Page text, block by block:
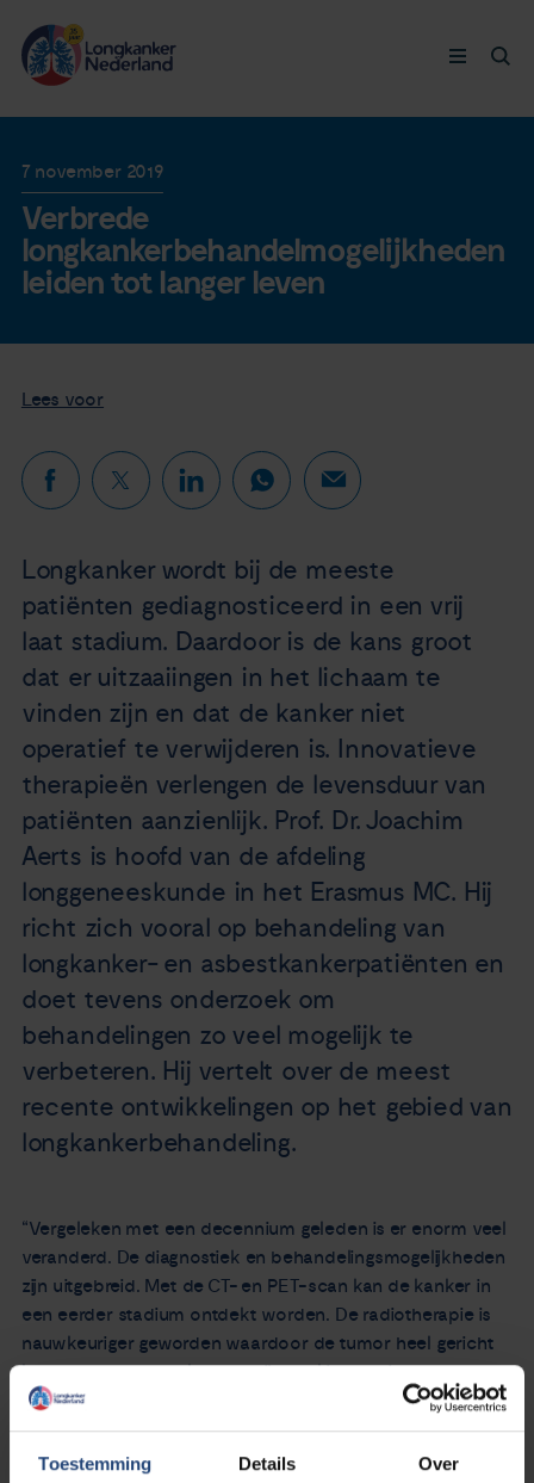
Toestemming Details Over
Doneer nu
Nieuws
Agenda
Over ons
Zorgverleners
Contact
Longkanker
Leven met
Ervaringen
7 november 2019
Verbrede
longkankerbehandelmogelijkheden
leiden tot langer leven
Lees voor
Longkanker wordt bij de meeste
patiënten gediagnosticeerd in een vrij
laat stadium. Daardoor is de kans groot
dat er uitzaaiingen in het lichaam te
vinden zijn en dat de kanker niet
operatief te verwijderen is. Innovatieve
therapieën verlengen de levensduur van
patiënten aanzienlijk. Prof. Dr. Joachim
Aerts is hoofd van de afdeling
longgeneeskunde in het Erasmus MC. Hij
richt zich vooral op behandeling van
longkanker- en asbestkankerpatiënten en
doet tevens onderzoek om
behandelingen zo veel mogelijk te
verbeteren. Hij vertelt over de meest
recente ontwikkelingen op het gebied van
longkankerbehandeling.
“Vergeleken met een decennium geleden is er enorm veel
veranderd. De diagnostiek en behandelingsmogelijkheden
zijn uitgebreid. Met de CT- en PET-scan kan de kanker in
een eerder stadium ontdekt worden. De radiotherapie is
nauwkeuriger geworden waardoor de tumor heel gericht
kan worden bestraald en er zijn veel innovaties op het
gebied van twee relatief nieuwe behandelmethodes:
immuuntherapie en doelgerichte therapie.”